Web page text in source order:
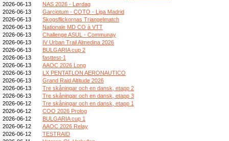
2026-06-13
NAS 2026 - Lørdag
2026-06-13
Garciotum - COTO - Liga Madrid
2026-06-13
Skogsflickornas Triangelmatch
2026-06-13
Nationale MD CO à VTT
2026-06-13
Challenge ASUL - Communay
2026-06-13
IV Urban Trail Almedina 2026
2026-06-13
BULGARIA cup 2
2026-06-13
fasttest-1
2026-06-13
AAOC 2026 Long
2026-06-13
LX PENTATLON AERONAUTICO
2026-06-13
Grand Raid Altitude 2026
2026-06-13
Tre skåningar och en dansk, etapp 2
2026-06-13
Tre skåningar och en dansk, etapp 3
2026-06-12
Tre skåningar och en dansk, etapp 1
2026-06-12
COO 2026 Prolog
2026-06-12
BULGARIA cup 1
2026-06-12
AAOC 2026 Relay
2026-06-12
TESTRAID